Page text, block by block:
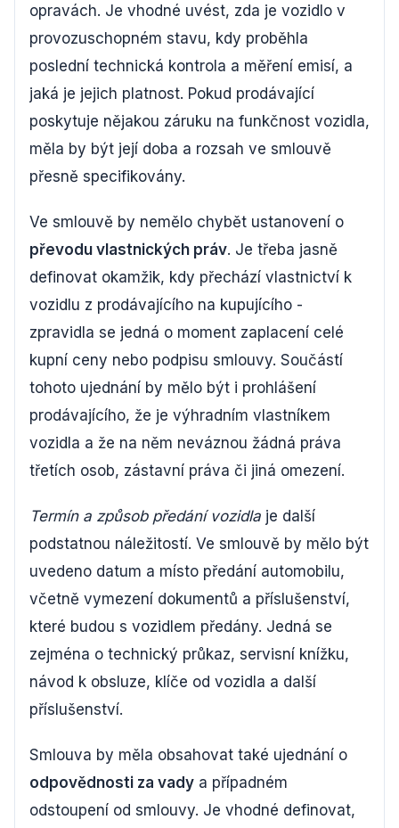
opravách. Je vhodné uvést, zda je vozidlo v
provozuschopném stavu, kdy proběhla
poslední technická kontrola a měření emisí, a
jaká je jejich platnost. Pokud prodávající
poskytuje nějakou záruku na funkčnost vozidla,
měla by být její doba a rozsah ve smlouvě
přesně specifikovány.
Ve smlouvě by nemělo chybět ustanovení o
převodu vlastnických práv. Je třeba jasně
definovat okamžik, kdy přechází vlastnictví k
vozidlu z prodávajícího na kupujícího -
zpravidla se jedná o moment zaplacení celé
kupní ceny nebo podpisu smlouvy. Součástí
tohoto ujednání by mělo být i prohlášení
prodávajícího, že je výhradním vlastníkem
vozidla a že na něm neváznou žádná práva
třetích osob, zástavní práva či jiná omezení.
Termín a způsob předání vozidla je další
podstatnou náležitostí. Ve smlouvě by mělo být
uvedeno datum a místo předání automobilu,
včetně vymezení dokumentů a příslušenství,
které budou s vozidlem předány. Jedná se
zejména o technický průkaz, servisní knížku,
návod k obsluze, klíče od vozidla a další
příslušenství.
Smlouva by měla obsahovat také ujednání o
odpovědnosti za vady a případném
odstoupení od smlouvy. Je vhodné definovat,